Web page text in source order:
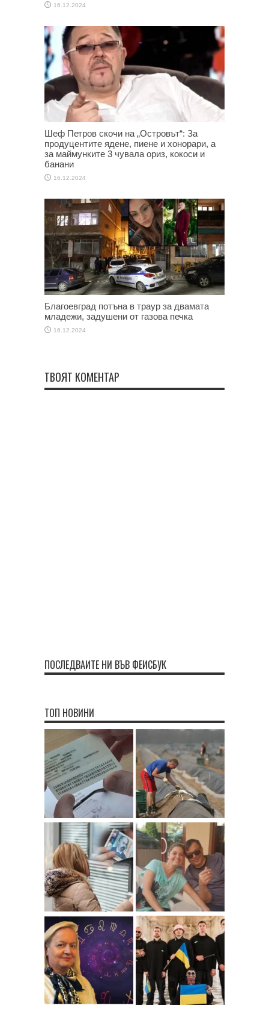
16.12.2024
Шеф Петров скочи на „Островът“: За
продуцентите ядене, пиене и хонорари, а
за маймунките 3 чувала ориз, кокоси и
банани
16.12.2024
Благоевград потъна в траур за двамата
младежи, задушени от газова печка
16.12.2024
ТВОЯТ КОМЕНТАР
ПОСЛЕДВАЙТЕ НИ ВЪВ ФЕЙСБУК
ТОП НОВИНИ